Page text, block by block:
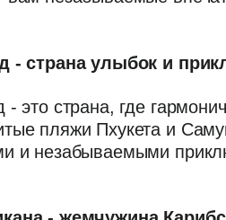
- страна улыбок и
- это страна, где
пляжи Пхукета и
и незабываемыми